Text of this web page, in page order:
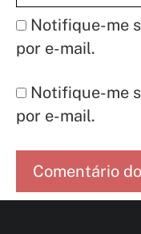
Notifique-me
por e-mail.
Notifique-me
por e-mail.